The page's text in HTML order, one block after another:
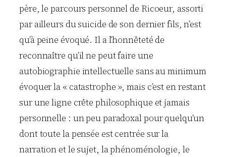
père, le parcours personnel de Ricoeur, assorti
par ailleurs du suicide de son dernier fils, n’est
qu’à peine évoqué. Il a l’honnêteté de
reconnaître qu’il ne peut faire une
autobiographie intellectuelle sans au minimum
évoquer la « catastrophe », mais c’est en restant
sur une ligne crête philosophique et jamais
personnelle : un peu paradoxal pour quelqu’un
dont toute la pensée est centrée sur la
narration et le sujet, la phénoménologie, le